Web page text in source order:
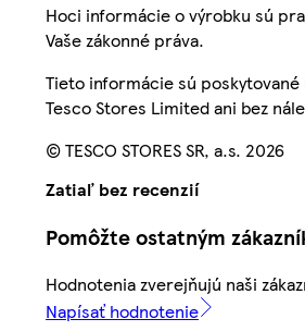
Hoci informácie o výrobku sú
Vaše zákonné práva.
Tieto informácie sú
Tesco Stores Limited ani bez
© TESCO STORES SR, a.s. 2026
Zatiaľ bez recenzií
Pomôžte ostatným
Hodnotenia zverejňujú naši
Napísať hodnotenie